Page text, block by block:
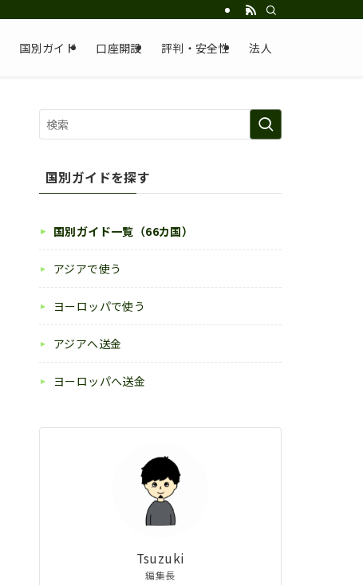
国別ガイド 口座開設 評判・安全性 法人
国別ガイドを探す
国別ガイド一覧（66カ国）
アジアで使う
ヨーロッパで使う
アジアへ送金
ヨーロッパへ送金
Tsuzuki
編集長